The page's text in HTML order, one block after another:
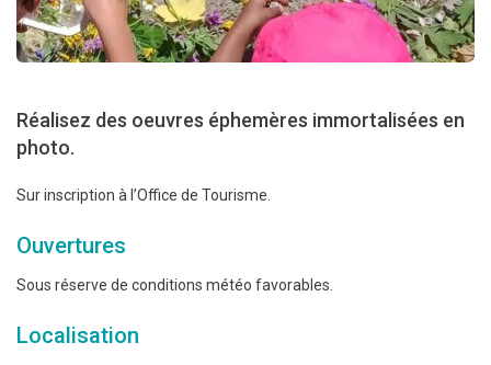
Réalisez des oeuvres éphemères immortalisées en
photo.
Sur inscription à l’Office de Tourisme.
Ouvertures
Sous réserve de conditions météo favorables.
Localisation